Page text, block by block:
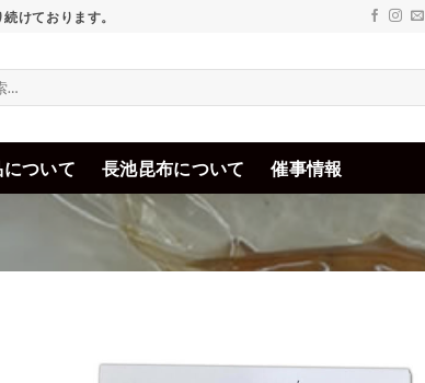
けております。
ついて 長池昆布について 催事情報